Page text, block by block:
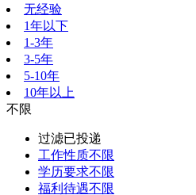
无经验
1年以下
1-3年
3-5年
5-10年
10年以上
不限
过滤已投递
工作性质不限
学历要求不限
福利待遇不限